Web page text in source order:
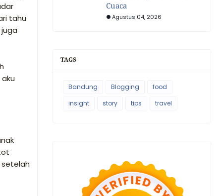
tahu
setelah
Cuaca
Agustus 04, 2026
TAGS
Bandung Blogging
food
insight
story tips travel